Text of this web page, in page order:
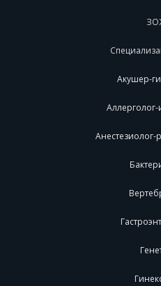
Акушер-
Анестезиолог-